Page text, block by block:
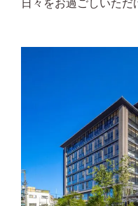
日々をお過ごしいただ